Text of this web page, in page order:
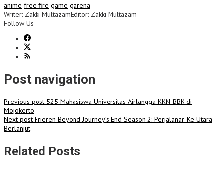
anime free fire game garena
Writer: Zakki MultazamEditor: Zakki Multazam
Follow Us
Post navigation
Previous post 525 Mahasiswa Universitas Airlangga KKN-BBK di
Mojokerto
Next post Frieren Beyond Journey’s End Season 2: Perjalanan Ke Utara
Berlanjut
Related Posts